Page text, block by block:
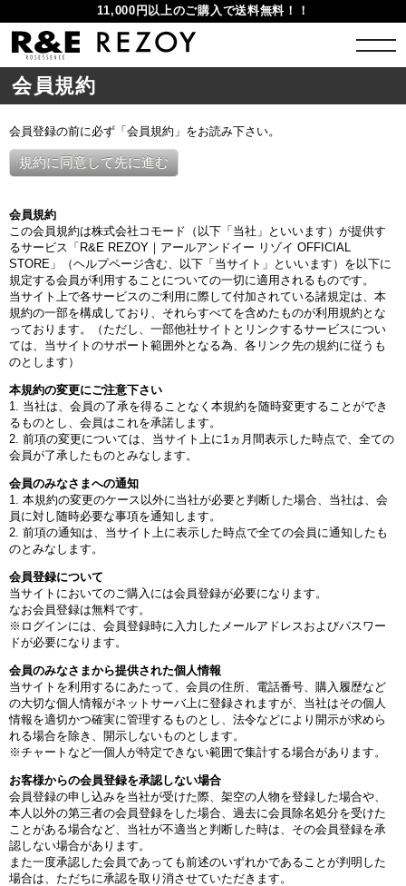
11,000円以上のご購入で送料無料！！
会員規約
会員登録の前に必ず「会員規約」をお読み下さい。
規約に同意して先に進む
会員規約
この会員規約は株式会社コモード（以下「当社」といいます）が提供す
るサービス「R&E REZOY｜アールアンドイー リゾイ OFFICIAL
STORE」（ヘルプページ含む、以下「当サイト」といいます）を以下に
規定する会員が利用することについての一切に適用されるものです。
当サイト上で各サービスのご利用に際して付加されている諸規定は、本
規約の一部を構成しており、それらすべてを含めたものが利用規約とな
っております。（ただし、一部他社サイトとリンクするサービスについ
ては、当サイトのサポート範囲外となる為、各リンク先の規約に従うも
のとします）
本規約の変更にご注意下さい
1. 当社は、会員の了承を得ることなく本規約を随時変更することができ
るものとし、会員はこれを承諾します。
2. 前項の変更については、当サイト上に1ヵ月間表示した時点で、全ての
会員が了承したものとみなします。
会員のみなさまへの通知
1. 本規約の変更のケース以外に当社が必要と判断した場合、当社は、会
員に対し随時必要な事項を通知します。
2. 前項の通知は、当サイト上に表示した時点で全ての会員に通知したも
のとみなします。
会員登録について
当サイトにおいてのご購入には会員登録が必要になります。
なお会員登録は無料です。
※ログインには、会員登録時に入力したメールアドレスおよびパスワー
ドが必要になります。
会員のみなさまから提供された個人情報
当サイトを利用するにあたって、会員の住所、電話番号、購入履歴など
の大切な個人情報がネットサーバ上に登録されますが、当社はその個人
情報を適切かつ確実に管理するものとし、法令などにより開示が求めら
れる場合を除き、開示しないものとします。
※チャートなど一個人が特定できない範囲で集計する場合があります。
お客様からの会員登録を承認しない場合
会員登録の申し込みを当社が受けた際、架空の人物を登録した場合や、
本人以外の第三者の会員登録をした場合、過去に会員除名処分を受けた
ことがある場合など、当社が不適当と判断した時は、その会員登録を承
認しない場合があります。
また一度承認した会員であっても前述のいずれかであることが判明した
場合は、ただちに承認を取り消させていただきます。